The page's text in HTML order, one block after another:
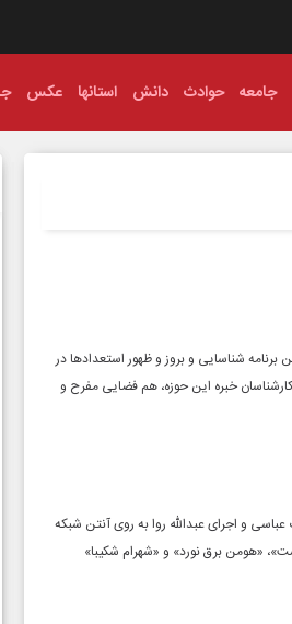
جامعه حوادث دانش استانها عکس
شناسایی و بروز و ظهور استعدادها در
خبره این حوزه، هم فضایی مفرح و
و اجرای عبدالله روا به روی آنتن شبکه
«هومن برق نورد» و «شهرام شکیبا»